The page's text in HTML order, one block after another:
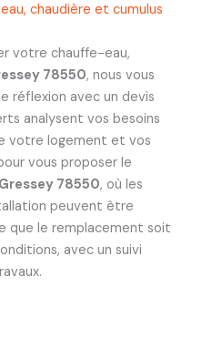
chaudière et cumulus
votre chauffe-eau,
78550, nous vous
réflexion avec un devis
analysent vos besoins
votre logement et vos
vous proposer le
Gressey 78550, où les
peuvent être
que le remplacement soit
avec un suivi